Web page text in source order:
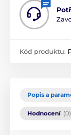
Kód produktu:
Popis a
Hodnocení (0)